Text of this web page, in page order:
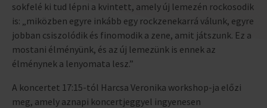
sokfelé ki tud lépni a kvintett, amely új lemezén rockosodik
is: „miközben egyre inkább egy rockzenekarrá válunk, egyre
jobban csiszolódik és finomodik a zene, amit játszunk. Ez a
mostani élményünk, és az új lemezünk is ennek az
élménynek a lenyomata lesz.”
A koncertet 17:15-tól Harcsa Veronika workshop-ja előzi
meg, amely aznapi koncertjeggyel ingyenesen